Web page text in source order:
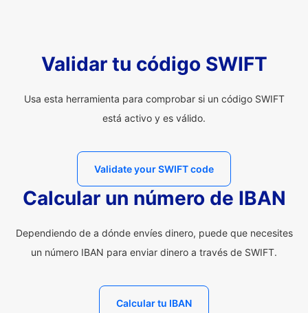
Validar tu código SWIFT
Usa esta herramienta para comprobar si un código SWIFT
está activo y es válido.
Validate your SWIFT code
Calcular un número de IBAN
Dependiendo de a dónde envíes dinero, puede que necesites
un número IBAN para enviar dinero a través de SWIFT.
Calcular tu IBAN